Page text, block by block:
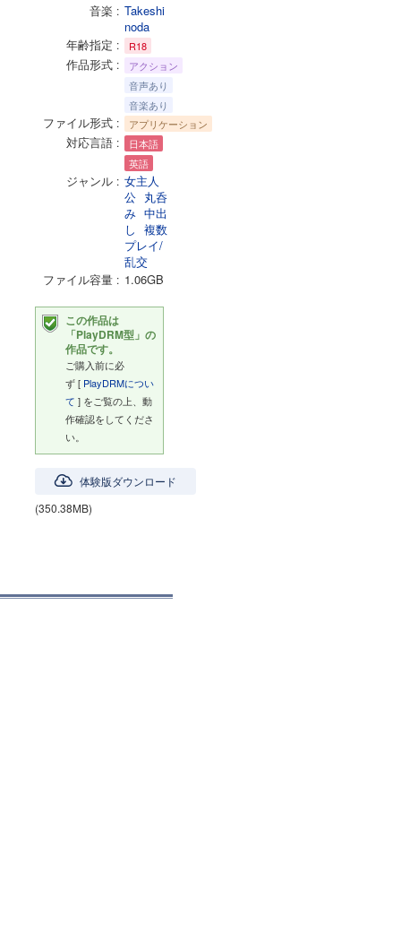
音楽
Takeshi
noda
年齢指定
R18
作品形式
アクション
音声あり
音楽あり
ファイル形式 アプリケーション
対応言語
日本語
英語
ジャンル
女主人
公 丸呑
み 中出
し 複数
プレイ/
乱交
ファイル容量
1.06GB
この作品は
「PlayDRM型」の
作品です。
ご購入前に必
ず [ PlayDRMについ
て ] をご覧の上、動
作確認をしてくださ
い。
体験版ダウンロード
(350.38MB)